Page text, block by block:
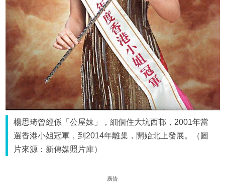
楊思琦曾經係「公屋妹」，細個住大坑西邨，2001年當
選香港小姐冠軍，到2014年離巢，開始北上發展。（圖
片來源：新傳媒照片庫）
廣告